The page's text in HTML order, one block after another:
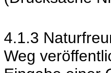
4.1.3
Weg